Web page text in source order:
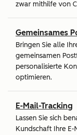
zwar mithilfe von
Gemeinsames
Bringen Sie alle
gemeinsamen
personalisierte
optimieren.
E-Mail-Tracking
Lassen Sie sich
Kundschaft Ihre